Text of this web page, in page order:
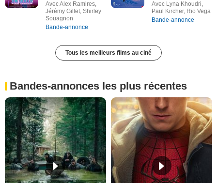
Avec Alex Ramires,
Jérémy Gillet, Shirley
Souagnon
Bande-annonce
Avec Lyna Khoudri,
Paul Kircher, Rio Vega
Bande-annonce
Tous les meilleurs films au ciné
Bandes-annonces les plus récentes